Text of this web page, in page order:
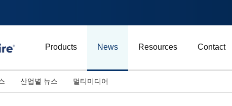
Products News Resources Contact
산업별 뉴스 멀티미디어